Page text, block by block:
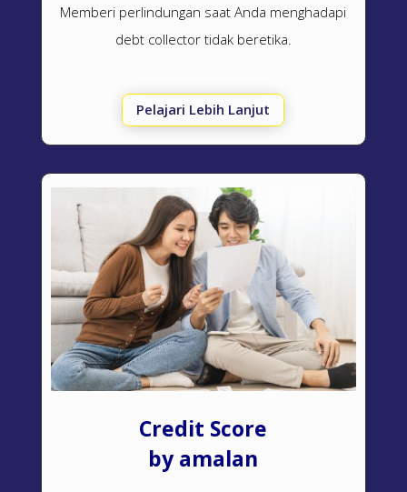
Memberi perlindungan saat Anda menghadapi
debt collector tidak beretika.
Pelajari Lebih Lanjut
Credit Score
by amalan